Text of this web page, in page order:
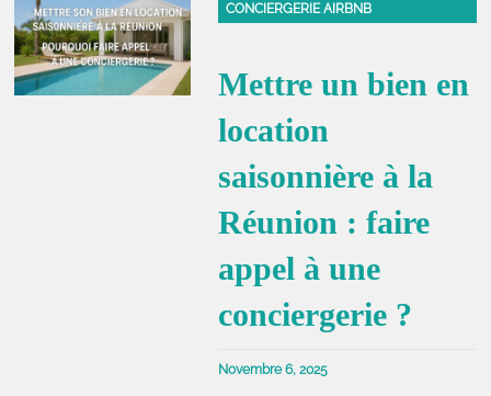
CONCIERGERIE AIRBNB
Mettre un bien en
location
saisonnière à la
Réunion : faire
appel à une
conciergerie ?
Novembre 6, 2025